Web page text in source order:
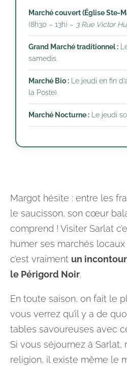
Marché couvert (Église Ste-
(8h30 – 13h) – 3 Rue Victor
Grand Marché traditionnel :
samedis.
Marché Bio : Le jeudi en fin
la Poste).
Marché Nocturne : Le jeudi
Margot hésite : entre les
le saucisson, son cœur
comprend ! Visiter Sarlat
humer ses marchés
c’est vraiment un
le Périgord Noir.
En toute saison, on fait le
vous verrez qu’il y a de
tables savoureuses avec
Si vous séjournez à Sarlat,
religion, il existe même le